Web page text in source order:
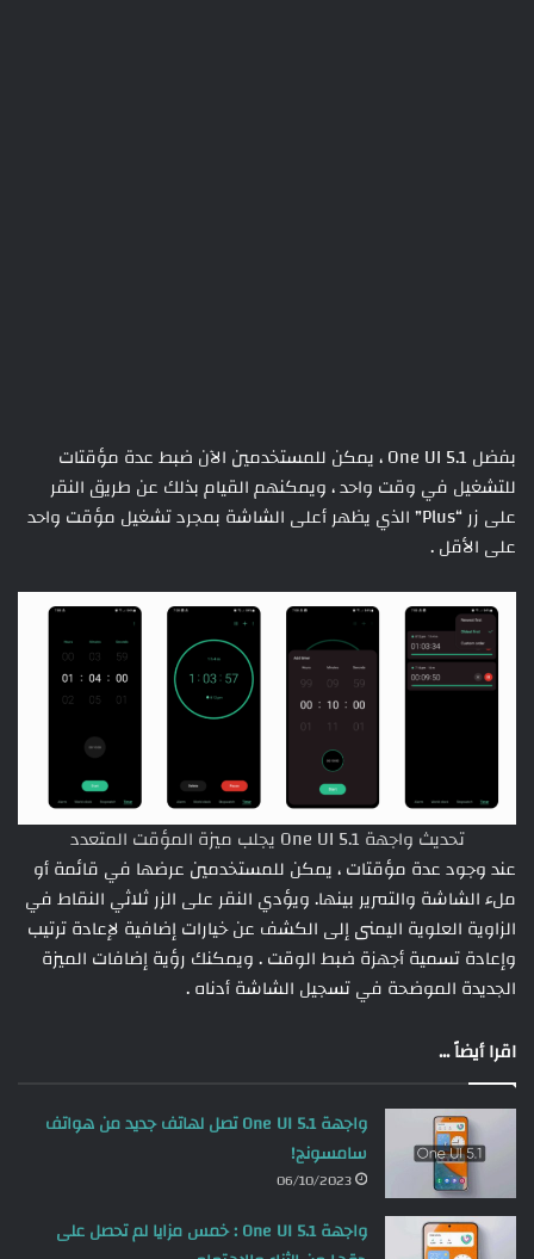
بفضل One UI 5.1 ، يمكن للمستخدمين الآن ضبط عدة مؤقتات
للتشغيل في وقت واحد ، ويمكنهم القيام بذلك عن طريق النقر
على زر “Plus” الذي يظهر أعلى الشاشة بمجرد تشغيل مؤقت واحد
على الأقل .
تحديث واجهة One UI 5.1 يجلب ميزة المؤقت المتعدد
عند وجود عدة مؤقتات ، يمكن للمستخدمين عرضها في قائمة أو
ملء الشاشة والتمرير بينها. ويؤدي النقر على الزر ثلاثي النقاط في
الزاوية العلوية اليمنى إلى الكشف عن خيارات إضافية لإعادة ترتيب
وإعادة تسمية أجهزة ضبط الوقت . ويمكنك رؤية إضافات الميزة
الجديدة الموضحة في تسجيل الشاشة أدناه .
اقرا أيضاً ...
واجهة One UI 5.1 تصل لهاتف جديد من هواتف
سامسونج!
06/10/2023
واجهة One UI 5.1 : خمس مزايا لم تحصل على